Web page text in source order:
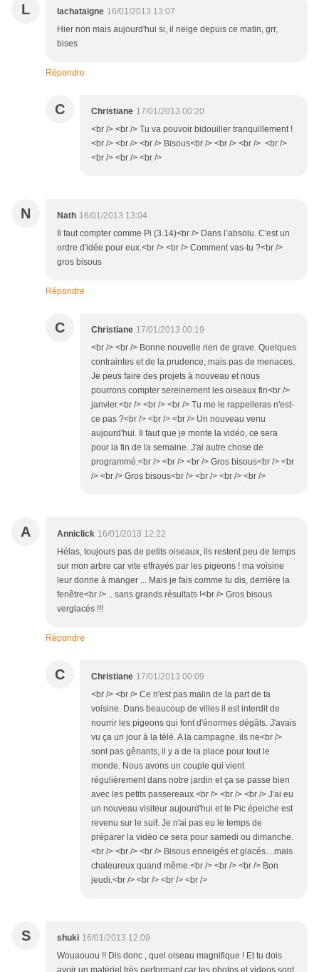
L lachataigne 16/01/2013 13:07
Hier non mais aujourd'hui si, il neige depuis ce matin, grr,
bises
Répondre
C Christiane 17/01/2013 00:20
<br /> <br /> Tu va pouvoir bidouiller tranquillement !
<br /> <br /> <br /> Bisous<br /> <br /> <br /> <br />
<br /> <br /> <br />
N Nath 16/01/2013 13:04
Il faut compter comme Pi (3.14)<br /> Dans l’absolu. C'est un
ordre d'idée pour eux.<br /> <br /> Comment vas-tu ?<br />
gros bisous
Répondre
C Christiane 17/01/2013 00:19
<br /> <br /> Bonne nouvelle rien de grave. Quelques
contraintes et de la prudence, mais pas de menaces.
Je peus faire des projets à nouveau et nous
pourrons compter sereinement les oiseaux fin<br />
janvier.<br /> <br /> <br /> Tu me le rappelleras n'est-
ce pas ?<br /> <br /> <br /> Un nouveau venu
aujourd'hui. Il faut que je monte la vidéo, ce sera
pour la fin de la semaine. J'ai autre chose de
programmé.<br /> <br /> <br /> Gros bisous<br /> <br
/> <br /> Gros bisous<br /> <br /> <br /> <br />
A Anniclick 16/01/2013 12:22
Hélas, toujours pas de petits oiseaux, ils restent peu de temps
sur mon arbre car vite effrayés par les pigeons ! ma voisine
leur donne à manger ... Mais je fais comme tu dis, derrière la
fenêtre<br /> .. sans grands résultats !<br /> Gros bisous
verglacés !!!
Répondre
C Christiane 17/01/2013 00:09
<br /> <br /> Ce n'est pas malin de la part de ta
voisine. Dans beaucoup de villes il est interdit de
nourrir les pigeons qui font d'énormes dégâts. J'avais
vu ça un jour à la télé. A la campagne, ils ne<br />
sont pas gênants, il y a de la place pour tout le
monde. Nous avons un couple qui vient
régulièrement dans notre jardin et ça se passe bien
avec les petits passereaux.<br /> <br /> <br /> J'ai eu
un nouveau visiteur aujourd'hui et le Pic épeiche est
revenu sur le suif. Je n'ai pas eu le temps de
préparer la vidéo ce sera pour samedi ou dimanche.
<br /> <br /> <br /> Bisous enneigés et glacés....mais
chaleureux quand même.<br /> <br /> <br /> Bon
jeudi.<br /> <br /> <br /> <br />
S shuki 16/01/2013 12:09
Wouaouou !! Dis donc , quel oiseau magnifique ! Et tu dois
avoir un matériel très performant car tes photos et videos sont